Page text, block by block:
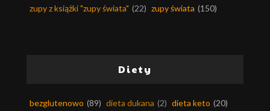
zupy z książki "zupy świata" (22) zupy świata (150)
Diety
bezglutenowo (89) dieta dukana (2) dieta keto (20)